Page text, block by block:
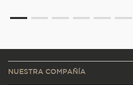
NUESTRA COMPAÑÍA